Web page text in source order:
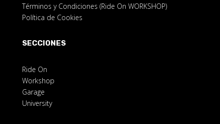
Términos y Condiciones (Ride On WORKSHOP)
Política de Cookies
SECCIONES
Ride On
Workshop
Garage
University